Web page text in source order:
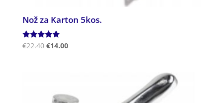
Nož za Karton 5kos.
Ocenjeno
€22.40 €14.00